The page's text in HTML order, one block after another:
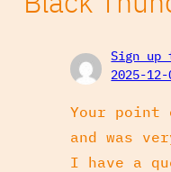
Sign up
2025-
Your point
and was
I have a